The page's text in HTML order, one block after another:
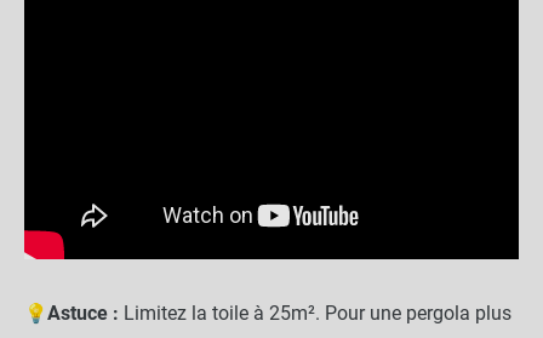
💡Astuce : Limitez la toile à 25m². Pour une pergola plus